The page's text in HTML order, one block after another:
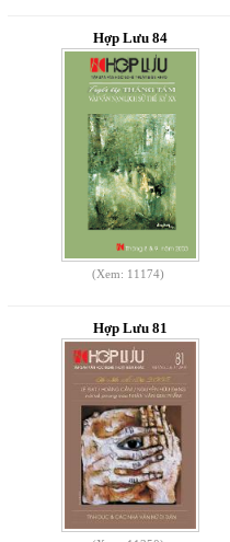
Hợp Lưu 84
(Xem: 11174)
Hợp Lưu 81